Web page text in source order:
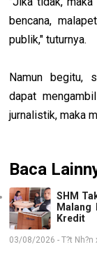
bencana,
publik," tuturnya.
Namun begitu,
dapat
jurnalistik, maka
Baca
SHM
Malang
Kredit
03/08/2026 - T?t Nh?n